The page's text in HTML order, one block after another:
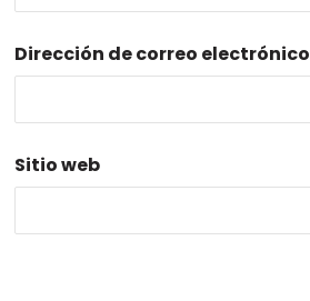
Dirección de correo electrónico
Sitio web